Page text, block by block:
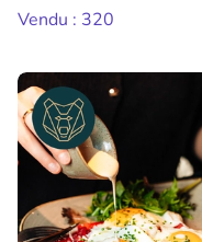
Vendu : 320